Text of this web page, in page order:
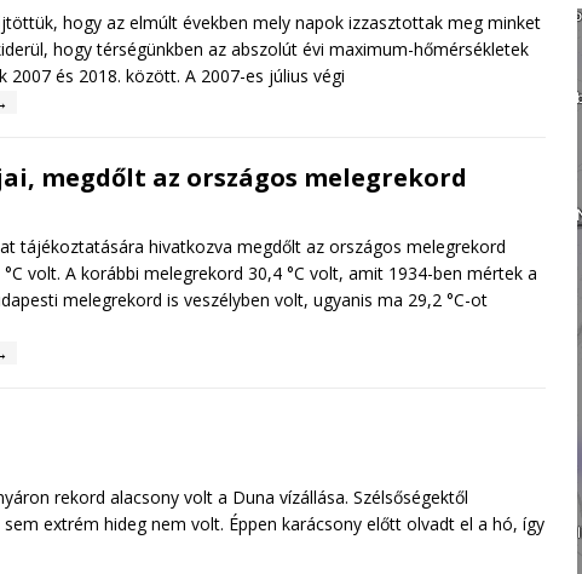
hogy az elmúlt években mely napok izzasztottak meg minket
hogy térségünkben az abszolút évi maximum-hőmérsékletek
2007 és 2018. között. A 2007-es július végi
megdőlt az országos melegrekord
tájékoztatására hivatkozva megdőlt az országos melegrekord
volt. A korábbi melegrekord 30,4 °C volt, amit 1934-ben mértek a
melegrekord is veszélyben volt, ugyanis ma 29,2 °C-ot
rekord alacsony volt a Duna vízállása. Szélsőségektől
extrém hideg nem volt. Éppen karácsony előtt olvadt el a hó, így